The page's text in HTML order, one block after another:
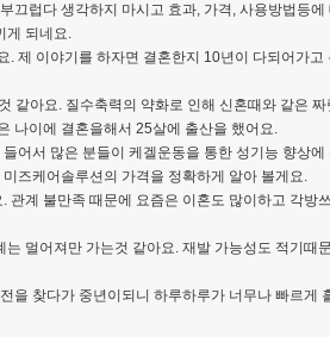
럽다 생각하지 마시고 효과, 가격, 사용방법등
게 되네요.
제 이야기를 하자면 결혼한지 10년이 다되어가
아요. 질수축력의 약화로 인해 신혼때와 같은
나이에 결혼을해서 25살에 출산을 했어요.
어서 많은 분들이 케겔운동을 통한 성기능 향상
즈케어솔루션의 가격을 정확하게 알아 볼게요.
계 불만족 때문에 요즘은 이혼도 많이하고 각방
멀어져만 가는것 같아요. 재발 가능성도 적기때
찾다가 중년이되니 하루하루가 너무나 빠르게